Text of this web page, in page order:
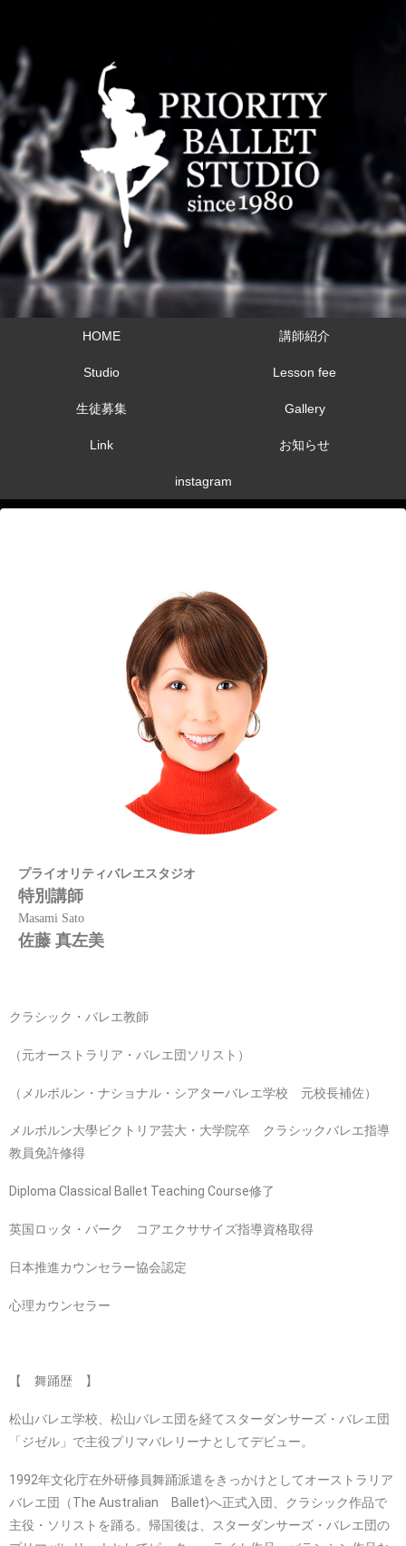
HOME 講師紹介
Studio Lesson fee
生徒募集 Gallery
Link お知らせ
instagram
プライオリティバレエスタジオ
特別講師
Masami Sato
佐藤 真左美
クラシック・バレエ教師
（元オーストラリア・バレエ団ソリスト）
（メルボルン・ナショナル・シアターバレエ学校 元校長補佐）
メルボルン大學ビクトリア芸大・大学院卒 クラシックバレエ指導
教員免許修得
Diploma Classical Ballet Teaching Course修了
英国ロッタ・バーク コアエクササイズ指導資格取得
日本推進カウンセラー協会認定
心理カウンセラー
【 舞踊歴 】
松山バレエ学校、松山バレエ団を経てスターダンサーズ・バレエ団
「ジゼル」で主役プリマバレリーナとしてデビュー。
1992年文化庁在外研修員舞踊派遣をきっかけとしてオーストラリア
バレエ団（The Australian Ballet)へ正式入団、クラシック作品で
主役・ソリストを踊る。帰国後は、スターダンサーズ・バレエ団の